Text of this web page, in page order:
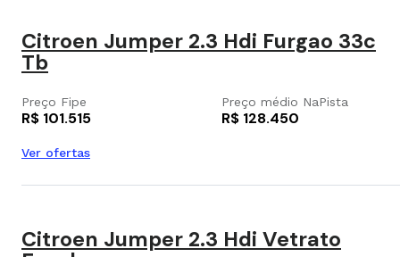
Citroen Jumper 2.3 Hdi Furgao 33c
Tb
Preço Fipe
R$ 101.515
Preço médio NaPista
R$ 128.450
Ver ofertas
Citroen Jumper 2.3 Hdi Vetrato